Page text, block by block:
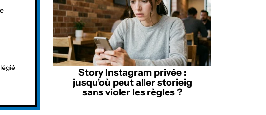
Story Instagram privée :
jusqu’où peut aller storieig
sans violer les règles ?